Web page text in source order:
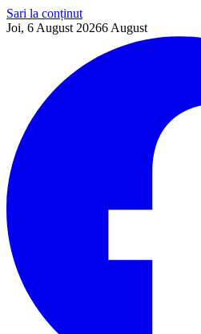
Sari la conținut
Joi, 6 August 20266 August